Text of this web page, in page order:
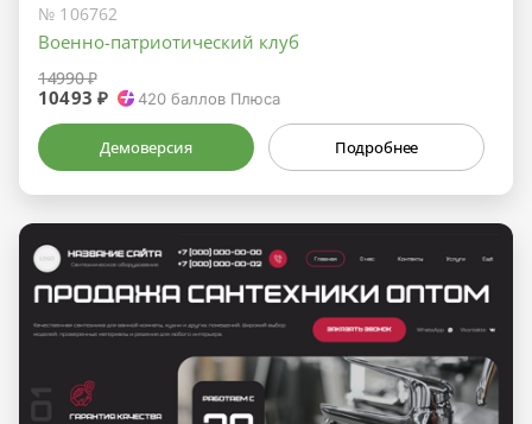
№ 106762
Военно-патриотический клуб
14990 ₽
10493 ₽ 420 баллов Плюса
Демоверсия Подробнее